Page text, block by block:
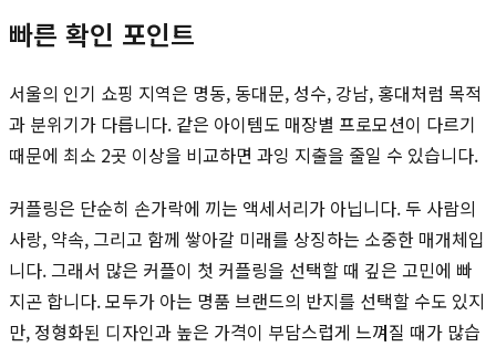
빠른 확인 포인트
서울의 인기 쇼핑 지역은 명동, 동대문, 성수, 강남, 홍대처럼 목적
과 분위기가 다릅니다. 같은 아이템도 매장별 프로모션이 다르기
때문에 최소 2곳 이상을 비교하면 과잉 지출을 줄일 수 있습니다.
커플링은 단순히 손가락에 끼는 액세서리가 아닙니다. 두 사람의
사랑, 약속, 그리고 함께 쌓아갈 미래를 상징하는 소중한 매개체입
니다. 그래서 많은 커플이 첫 커플링을 선택할 때 깊은 고민에 빠
지곤 합니다. 모두가 아는 명품 브랜드의 반지를 선택할 수도 있지
만, 정형화된 디자인과 높은 가격이 부담스럽게 느껴질 때가 많습